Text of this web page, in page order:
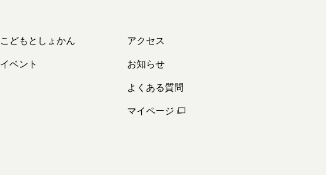
こどもとしょかん
イベント
アクセス
お知らせ
よくある質問
マイページ